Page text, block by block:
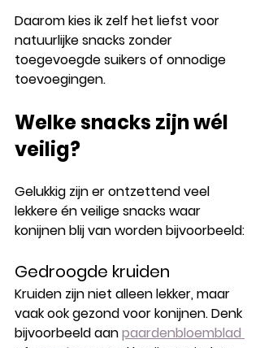
Daarom kies ik zelf het liefst voor
natuurlijke snacks zonder
toegevoegde suikers of onnodige
toevoegingen.
Welke snacks zijn wél
veilig?
Gelukkig zijn er ontzettend veel
lekkere én veilige snacks waar
konijnen blij van worden bijvoorbeeld:
Gedroogde kruiden
Kruiden zijn niet alleen lekker, maar
vaak ook gezond voor konijnen. Denk
bijvoorbeeld aan paardenbloemblad